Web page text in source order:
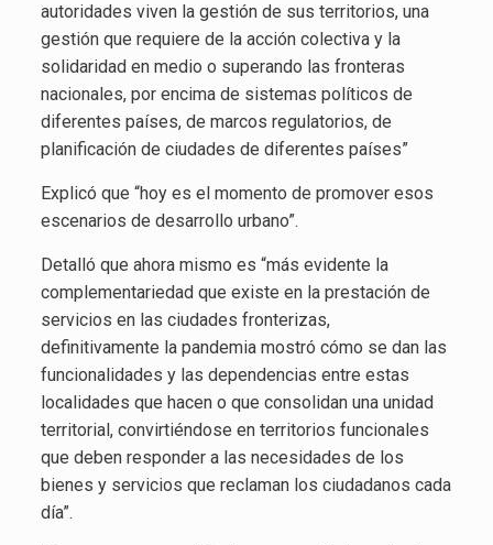
autoridades viven la gestión de sus territorios, una
gestión que requiere de la acción colectiva y la
solidaridad en medio o superando las fronteras
nacionales, por encima de sistemas políticos de
diferentes países, de marcos regulatorios, de
planificación de ciudades de diferentes países”
Explicó que “hoy es el momento de promover esos
escenarios de desarrollo urbano”.
Detalló que ahora mismo es “más evidente la
complementariedad que existe en la prestación de
servicios en las ciudades fronterizas,
definitivamente la pandemia mostró cómo se dan las
funcionalidades y las dependencias entre estas
localidades que hacen o que consolidan una unidad
territorial, convirtiéndose en territorios funcionales
que deben responder a las necesidades de los
bienes y servicios que reclaman los ciudadanos cada
día”.